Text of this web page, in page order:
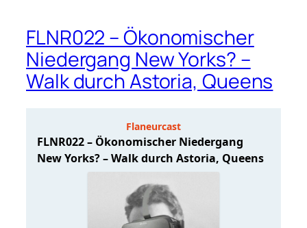
FLNR022 – Ökonomischer
Niedergang New Yorks? –
Walk durch Astoria, Queens